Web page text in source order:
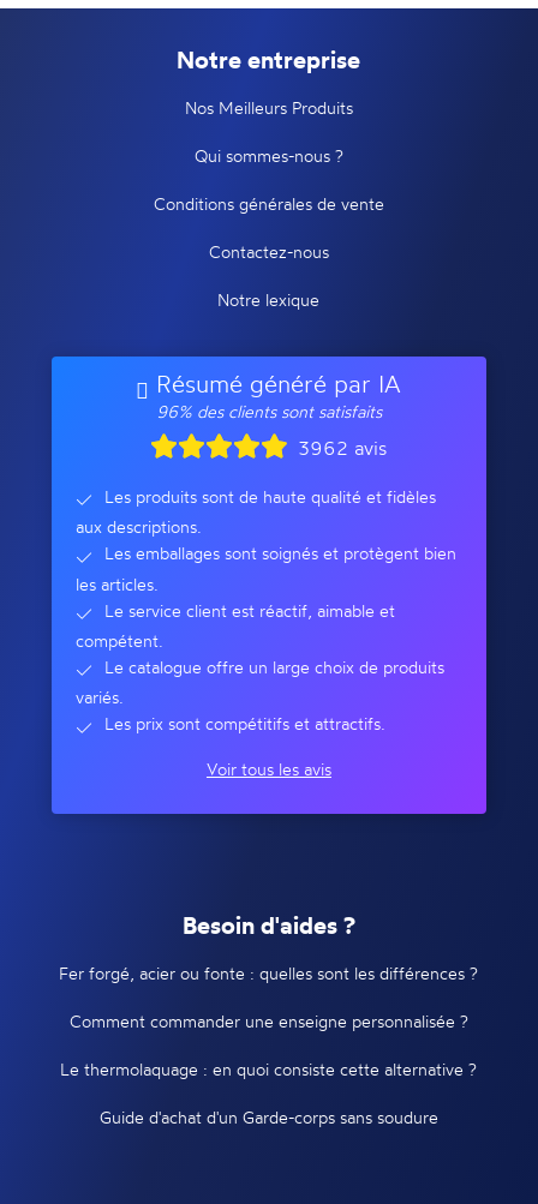
Notre entreprise
Nos Meilleurs Produits
Qui sommes-nous ?
Conditions générales de vente
Contactez-nous
Notre lexique
Résumé généré par IA
96% des clients sont satisfaits
3962 avis
Les produits sont de haute qualité et fidèles
aux descriptions.
Les emballages sont soignés et protègent bien
les articles.
Le service client est réactif, aimable et
compétent.
Le catalogue offre un large choix de produits
variés.
Les prix sont compétitifs et attractifs.
Voir tous les avis
Besoin d'aides ?
Fer forgé, acier ou fonte : quelles sont les différences ?
Comment commander une enseigne personnalisée ?
Le thermolaquage : en quoi consiste cette alternative ?
Guide d'achat d'un Garde-corps sans soudure